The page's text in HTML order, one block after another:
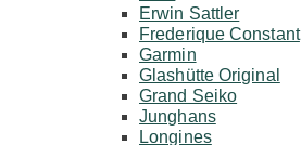
Erwin Sattler
Frederique Constant
Garmin
Glashütte Original
Grand Seiko
Junghans
Longines